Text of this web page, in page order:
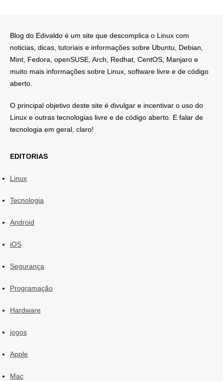
Blog do Edivaldo é um site que descomplica o Linux com
noticias, dicas, tutoriais e informações sobre Ubuntu, Debian,
Mint, Fedora, openSUSE, Arch, Redhat, CentOS, Manjaro e
muito mais informações sobre Linux, software livre e de código
aberto.
O principal objetivo deste site é divulgar e incentivar o uso do
Linux e outras tecnologias livre e de código aberto. E falar de
tecnologia em geral, claro!
EDITORIAS
Linux
Tecnologia
Android
iOS
Segurança
Programação
Hardware
jogos
Apple
Mac